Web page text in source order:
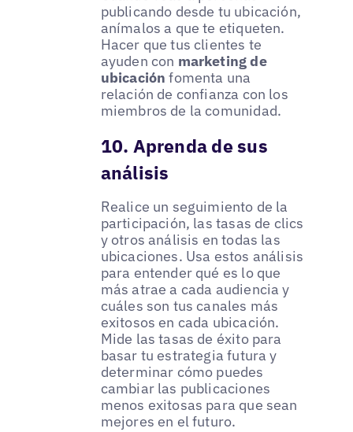
publicando desde tu ubicación,
anímalos a que te etiqueten.
Hacer que tus clientes te
ayuden con marketing de
ubicación fomenta una
relación de confianza con los
miembros de la comunidad.
10. Aprenda de sus
análisis
Realice un seguimiento de la
participación, las tasas de clics
y otros análisis en todas las
ubicaciones. Usa estos análisis
para entender qué es lo que
más atrae a cada audiencia y
cuáles son tus canales más
exitosos en cada ubicación.
Mide las tasas de éxito para
basar tu estrategia futura y
determinar cómo puedes
cambiar las publicaciones
menos exitosas para que sean
mejores en el futuro.